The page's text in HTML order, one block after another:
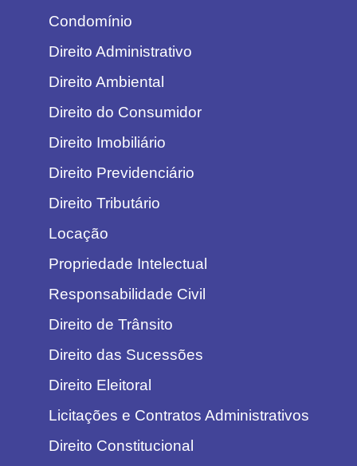
Condomínio
Direito Administrativo
Direito Ambiental
Direito do Consumidor
Direito Imobiliário
Direito Previdenciário
Direito Tributário
Locação
Propriedade Intelectual
Responsabilidade Civil
Direito de Trânsito
Direito das Sucessões
Direito Eleitoral
Licitações e Contratos Administrativos
Direito Constitucional